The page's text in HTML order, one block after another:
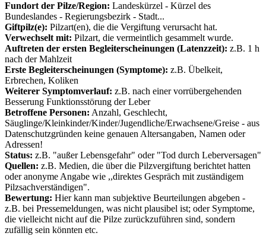
Fundort der Pilze/Region: Landeskürzel - Kürzel des
Bundeslandes - Regierungsbezirk - Stadt...
Giftpilz(e): Pilzart(en), die die Vergiftung verursacht hat.
Verwechselt mit: Pilzart, die vermeintlich gesammelt wurde.
Auftreten der ersten Begleiterscheinungen (Latenzzeit): z.B. 1 h
nach der Mahlzeit
Erste Begleiterscheinungen (Symptome): z.B. Übelkeit,
Erbrechen, Koliken
Weiterer Symptomverlauf: z.B. nach einer vorrübergehenden
Besserung Funktionsstörung der Leber
Betroffene Personen: Anzahl, Geschlecht,
Säuglinge/Kleinkinder/Kinder/Jugendliche/Erwachsene/Greise - aus
Datenschutzgründen keine genauen Altersangaben, Namen oder
Adressen!
Status: z.B. "außer Lebensgefahr" oder "Tod durch Leberversagen"
Quellen: z.B. Medien, die über die Pilzvergiftung berichtet hatten
oder anonyme Angabe wie ,,direktes Gespräch mit zuständigem
Pilzsachverständigen".
Bewertung: Hier kann man subjektive Beurteilungen abgeben -
z.B. bei Pressemeldungen, was nicht plausibel ist; oder Symptome,
die vielleicht nicht auf die Pilze zurückzuführen sind, sondern
zufällig sein könnten etc.